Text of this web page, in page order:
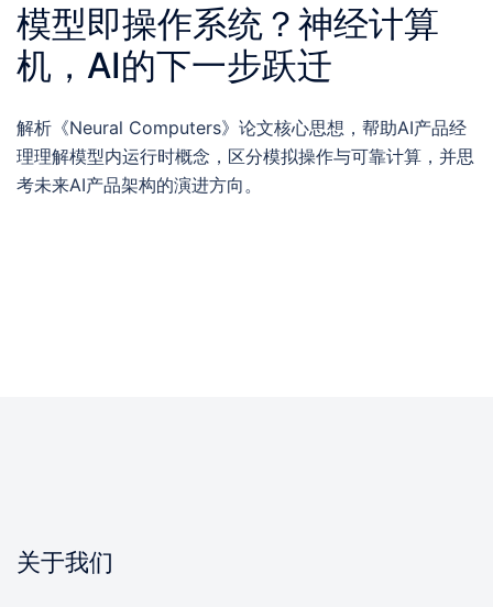
模型即操作系统？神经计算
机，AI的下一步跃迁
解析《Neural Computers》论文核心思想，帮助AI产品经
理理解模型内运行时概念，区分模拟操作与可靠计算，并思
考未来AI产品架构的演进方向。
关于我们